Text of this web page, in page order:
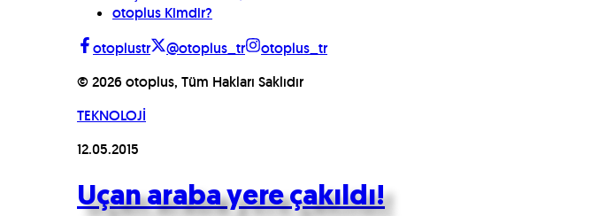
otoplus Kimdir?
otoplustr
@otoplus_tr
otoplus_tr
© 2026 otoplus, Tüm Hakları Saklıdır
TEKNOLOJİ
12.05.2015
Uçan araba yere çakıldı!